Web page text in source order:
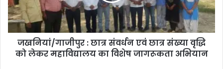
जखनियां/गाजीपुर : छात्र संवर्धन एवं छात्र संख्या वृद्धि
को लेकर महाविद्यालय का विशेष जागरूकता अभियान